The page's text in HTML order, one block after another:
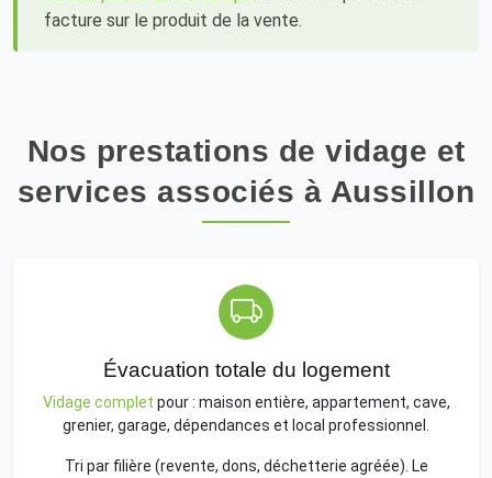
facture sur le produit de la vente.
Nos prestations de vidage et
services associés à Aussillon
Évacuation totale du logement
Vidage complet pour : maison entière, appartement, cave,
grenier, garage, dépendances et local professionnel.
Tri par filière (revente, dons, déchetterie agréée). Le